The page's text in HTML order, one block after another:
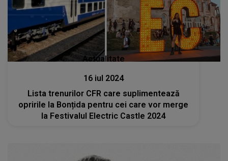
Actualitate
16 iul 2024
Lista trenurilor CFR care suplimentează
opririle la Bonțida pentru cei care vor merge
la Festivalul Electric Castle 2024